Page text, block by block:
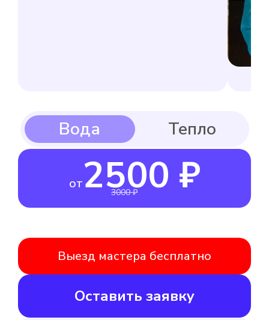
от2500 ₽
3000 ₽
Выезд мастера бесплатно
Оставить заявку